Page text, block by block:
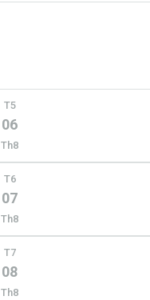
T5
06
Th8
T6
07
Th8
T7
08
Th8